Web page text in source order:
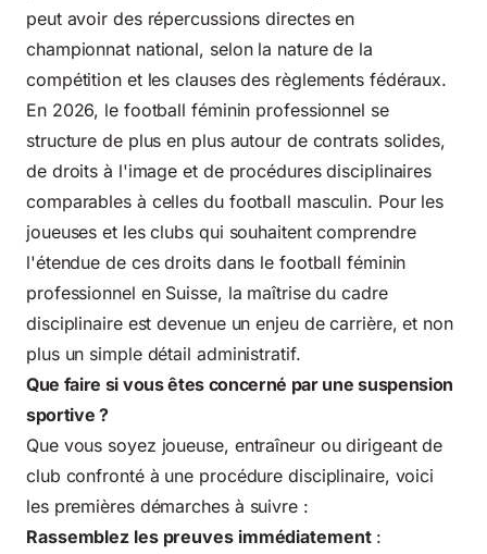
peut avoir des répercussions directes en
championnat national, selon la nature de la
compétition et les clauses des règlements fédéraux.
En 2026, le football féminin professionnel se
structure de plus en plus autour de contrats solides,
de droits à l'image et de procédures disciplinaires
comparables à celles du football masculin. Pour les
joueuses et les clubs qui souhaitent comprendre
l'étendue de cesdroits dans le football féminin
professionnel en Suisse, la maîtrise du cadre
disciplinaire est devenue un enjeu de carrière, et non
plus un simple détail administratif.
Que faire si vous êtes concerné par une suspension
sportive ?
Que vous soyez joueuse, entraîneur ou dirigeant de
club confronté à une procédure disciplinaire, voici
les premières démarches à suivre :
Rassemblez les preuves immédiatement: